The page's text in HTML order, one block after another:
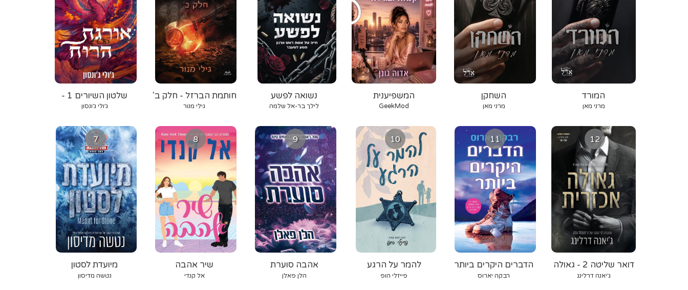
שלטון השיורים 1 -
אורגת הרוח
ג׳ולי ג׳ונסון
חותמת הברזל - חלק ב'
גילי מנור
נשואה לפשע
לילך בר-אל שלמה
המשפיענית
GeekMod
השחקן
מרני מאן
המורד
מרני מאן
7
מיועדת לסטון
נטשה מדיסון
8
שיר אהבה
אל קנדי
9
אהבה סוערת
הלן פאלן
10
להמר על הרגע
פייזלי הופ
11
הדברים היקרים ביותר
רבקה יארוס
12
דואר שליטה 2 - גאולה
אכזרית
ג׳יאנה דרלינג